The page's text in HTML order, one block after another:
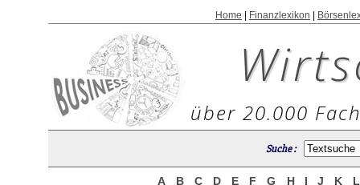
Home Finanzlexikon
über 20.000
Suche :
A B C D E F G H I J K